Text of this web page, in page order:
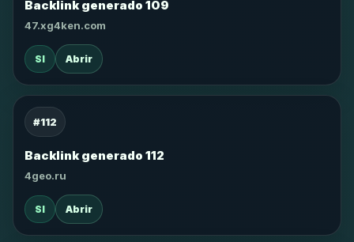
Backlink generado 109
47.xg4ken.com
SI Abrir
#112
Backlink generado 112
4geo.ru
SI Abrir